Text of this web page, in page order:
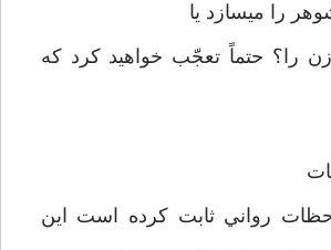
را مي­سازد يا
را؟ حتماً تعجّب خواهيد كرد كه
رواني ثابت كرده است اين